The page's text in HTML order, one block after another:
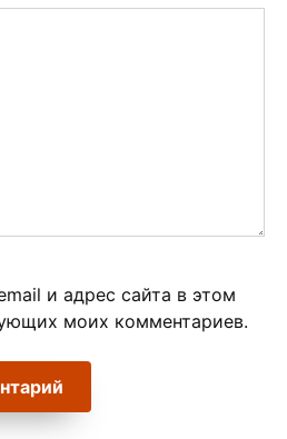
и адрес сайта в этом
моих комментариев.